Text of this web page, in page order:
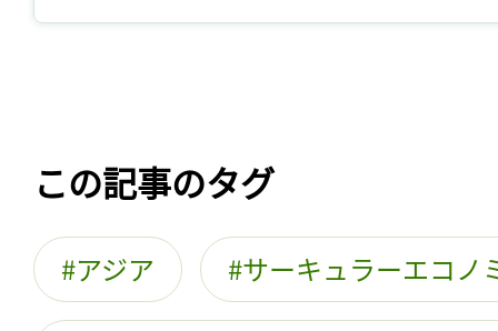
この記事のタグ
アジア サーキュラーエコノ